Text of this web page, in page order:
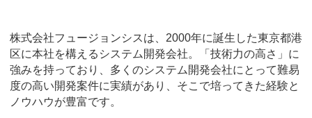
株式会社フュージョンシスは、2000年に誕生した東京都港
区に本社を構えるシステム開発会社。「技術力の高さ」に
強みを持っており、多くのシステム開発会社にとって難易
度の高い開発案件に実績があり、そこで培ってきた経験と
ノウハウが豊富です。